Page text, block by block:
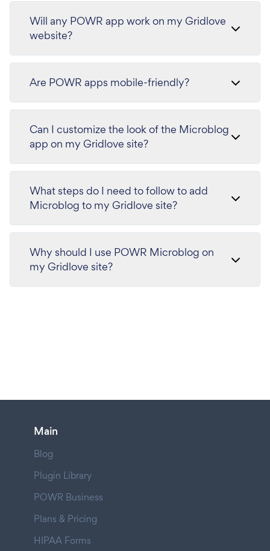
Will any POWR app work on my Gridlove
website?
Are POWR apps mobile-friendly?
Can I customize the look of the Microblog
app on my Gridlove site?
What steps do I need to follow to add
Microblog to my Gridlove site?
Why should I use POWR Microblog on
my Gridlove site?
Main
Blog
Plugin Library
POWR Business
Plans & Pricing
HIPAA Forms